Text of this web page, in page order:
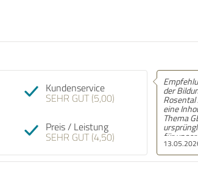
Kundenservice
SEHR GUT (5,00)
Preis / Leistung
SEHR GUT (4,50)
13.05.2026
Empfehlung! Wir haben mit
der Bildungsakademie am
Rosental Anfang des Jahres
ursprünglich eigentlich nur
für unser Marketingteam
mit acht Leuten. Am Ende
saßen dann aber auch
Kollegen aus Vertrieb,
schnell
Schön,
zuhört.